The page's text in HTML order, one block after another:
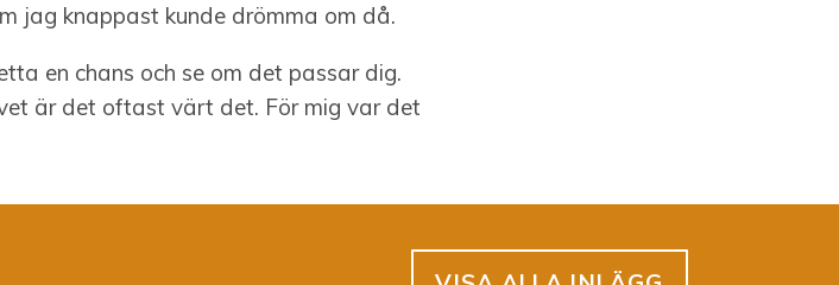
jag knappast kunde drömma om då.
en chans och se om det passar dig.
är det oftast värt det. För mig var det